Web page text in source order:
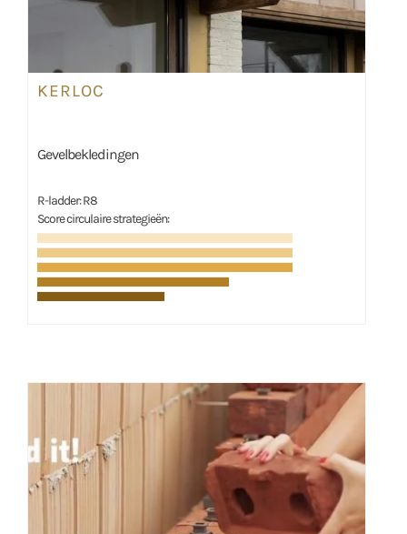
KERLOC
Gevelbekledingen
R-ladder: R8
Score circulaire strategieën: